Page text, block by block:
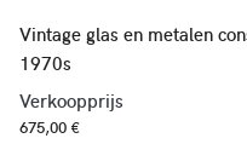
Vintage glas en metalen
1970s
Verkoopprijs
675,00 €